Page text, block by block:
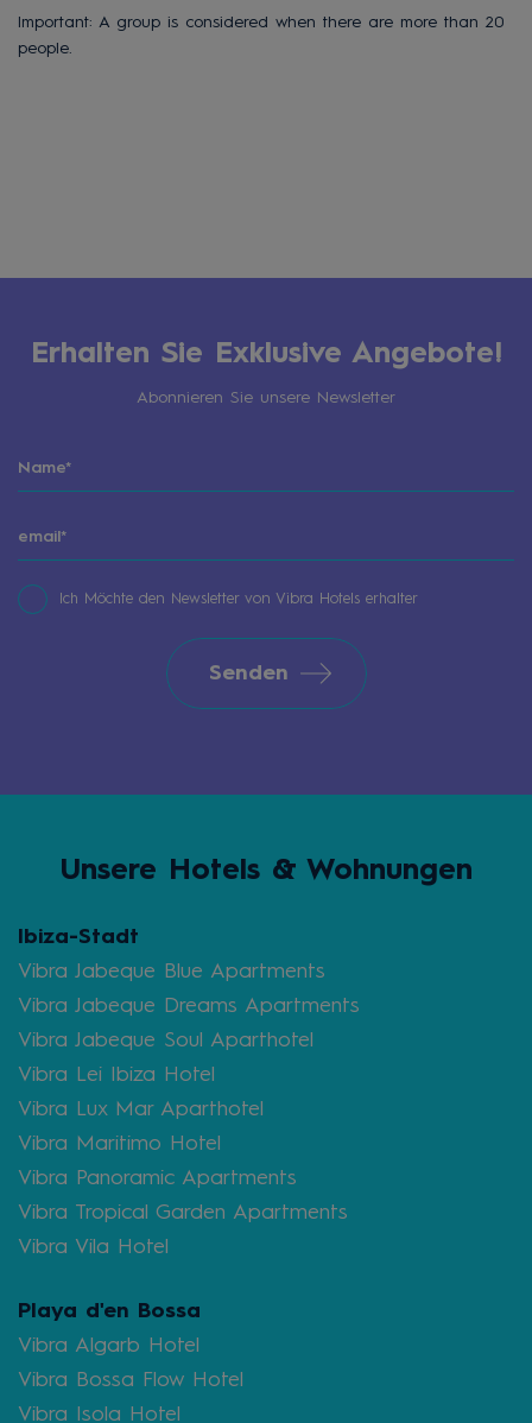
Important: A group is considered when there are more than 20
people.
Erhalten Sie Exklusive Angebote!
Abonnieren Sie unsere Newsletter
Ich Möchte den Newsletter von Vibra Hotels erhalter
Senden
Unsere Hotels & Wohnungen
Ibiza-Stadt
Vibra Jabeque Blue Apartments
Vibra Jabeque Dreams Apartments
Vibra Jabeque Soul Aparthotel
Vibra Lei Ibiza Hotel
Vibra Lux Mar Aparthotel
Vibra Maritimo Hotel
Vibra Panoramic Apartments
Vibra Tropical Garden Apartments
Vibra Vila Hotel
Playa d'en Bossa
Vibra Algarb Hotel
Vibra Bossa Flow Hotel
Vibra Isola Hotel